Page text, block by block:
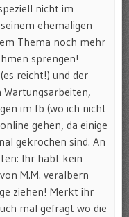
nicht im
ehemaligen
Thema noch mehr
sprengen!
reicht!) und der
Wartungsarbeiten,
im fb (wo ich nicht
gehen, da einige
gekrochen sind. An
Ihr habt kein
M.M. veralbern
ziehen! Merkt ihr
mal gefragt wo die